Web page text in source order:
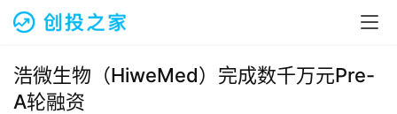
浩微生物（HiweMed）完成数千万元Pre-
A轮融资